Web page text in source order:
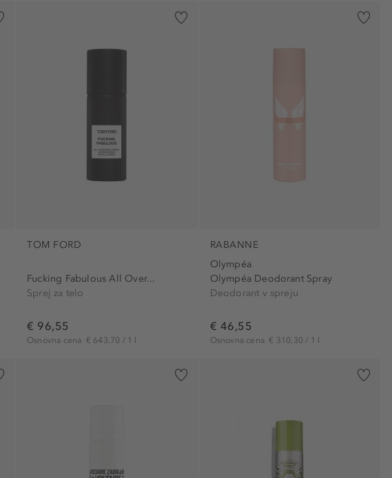
TOM FORD
Fucking Fabulous All Over...
Sprej za telo
€ 96,55
Osnovna cena € 643,70 / 1 l
RABANNE
Olympéa
Olympéa Deodorant Spray
Deodorant v spreju
€ 46,55
Osnovna cena € 310,30 / 1 l